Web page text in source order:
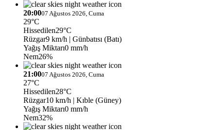
20:0007 Ağustos 2026, Cuma
29°C
Hissedilen29°C
Rüzgar9 km/h | Günbatısı (Batı)
Yağış Miktarı0 mm/h
Nem26%
21:0007 Ağustos 2026, Cuma
27°C
Hissedilen28°C
Rüzgar10 km/h | Kıble (Güney)
Yağış Miktarı0 mm/h
Nem32%